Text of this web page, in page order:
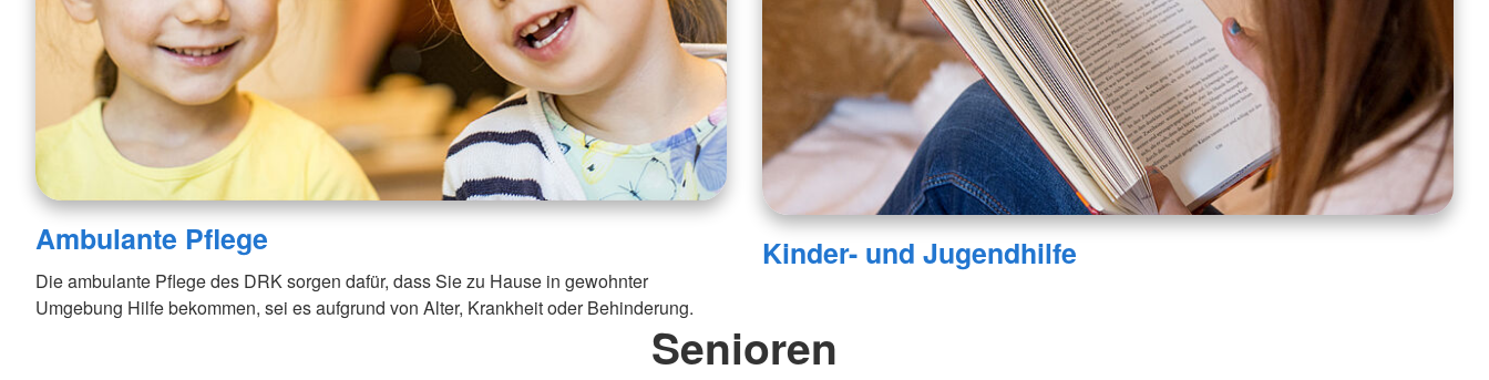
Ambulante Pflege
Die ambulante Pflege des DRK sorgen dafür, dass Sie zu Hause in gewohnter
Umgebung Hilfe bekommen, sei es aufgrund von Alter, Krankheit oder Behinderung.
Kinder- und Jugendhilfe
Senioren